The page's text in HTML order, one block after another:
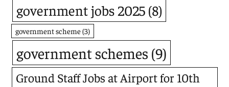
government jobs 2025(8)
government scheme(3)
government schemes (9)
Ground Staff Jobs at Airport for 10th